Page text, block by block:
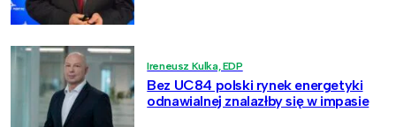
Ireneusz Kulka, EDP
Bez UC84 polski rynek energetyki
odnawialnej znalazłby się w impasie